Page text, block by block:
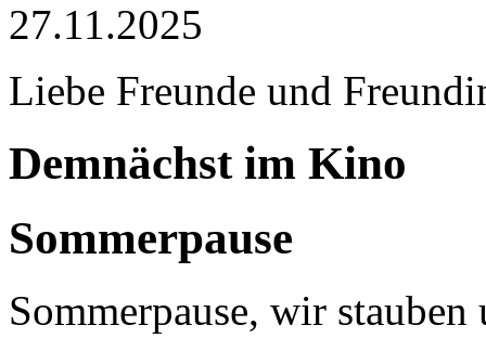
27.11.2025
Liebe Freunde und
Demnächst im Kino
Sommerpause
Sommerpause, wir